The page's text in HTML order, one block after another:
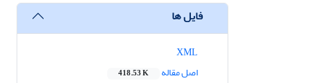
فایل ها
اصل مقاله
418.53 K